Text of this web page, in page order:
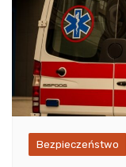
Bezpieczeństwo